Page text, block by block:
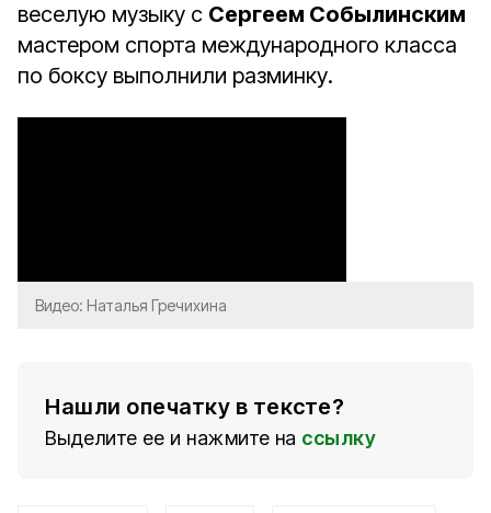
веселую музыку с Сергеем Собылинским
мастером спорта международного класса
по боксу выполнили разминку.
Видео: Наталья Гречихина
Нашли опечатку в тексте?
Выделите ее и нажмите на ссылку